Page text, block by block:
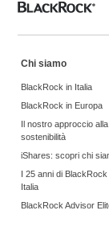
Chi siamo
BlackRock in Italia
BlackRock in Europa
Il nostro approccio alla
sostenibilità
iShares: scopri chi
I 25 anni di BlackRock
Italia
BlackRock Advisor